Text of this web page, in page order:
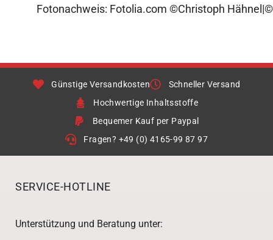
Fotonachweis: Fotolia.com ©Christoph
Günstige Versandkosten
Schneller Versand
Hochwertige Inhaltsstoffe
Bequemer Kauf per Paypal
Fragen? +49 (0) 4165-99 87 97
SERVICE-HOTLINE
Unterstützung und Beratung unter: